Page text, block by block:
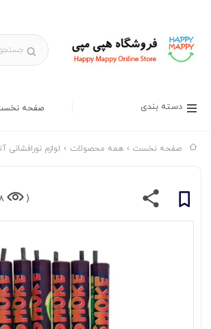
دسته بندی صفحه
صفحه نخست همه محصولات لوازم نورافشانی
(